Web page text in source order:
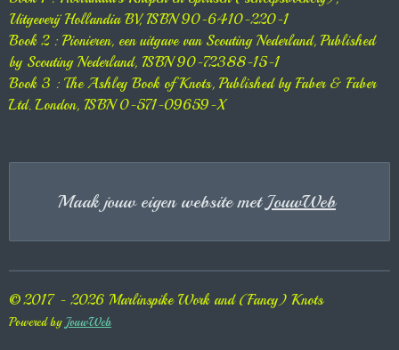
Uitgeverij Hollandia BV, ISBN 90-6410-220-1
Book 2 : Pionieren, een uitgave van Scouting Nederland, Published
by Scouting Nederland, ISBN 90-72388-15-1
Book 3 : The Ashley Book of Knots, Published by Faber & Faber
Ltd. London, ISBN 0-571-09659-X
Maak jouw eigen website met JouwWeb
© 2017 - 2026 Marlinspike Work and (Fancy) Knots
Powered by JouwWeb